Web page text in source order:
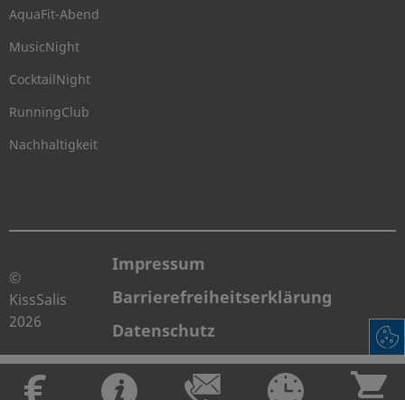
AquaFit-Abend
MusicNight
CocktailNight
RunningClub
Nachhaltigkeit
©
KissSalis
2026
Impressum
Barrierefreiheitserklärung
Datenschutz